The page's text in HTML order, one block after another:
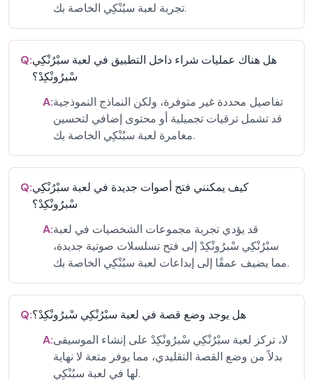
تجربة لعبة سبُنْكِي الخاصة بك.
Q:هل هناك عمليات شراء داخل التطبيق في لعبة سبْرُنْكِي
سْبرُونْكِدْ؟
A:تفاصيل محددة غير متوفرة، ولكن النماذج النموذجية
قد تشمل ترقيات تجميلية أو محتوى إضافي لتحسين
مغامرة لعبة سبُنْكِي الخاصة بك.
Q:كيف يمكنني فتح أصوات جديدة في لعبة سبْرُنْكِي
سْبرُونْكِدْ؟
A:قد يؤدي تجربة مجموعات الشخصيات في لعبة
سبْرُنْكِي سْبرُونْكِدْ إلى فتح تسلسلات صوتية جديدة،
مما يضيف عمقًا إلى إبداعات لعبة سبُنْكِي الخاصة بك.
Q:هل يوجد وضع قصة في لعبة سبْرُنْكِي سْبرُونْكِدْ؟
A:لا، تركز لعبة سبْرُنْكِي سْبرُونْكِدْ على إنشاء الموسيقى
بدلاً من وضع القصة التقليدي، مما يوفر متعة لا نهاية
لها في لعبة سبُنْكِي.